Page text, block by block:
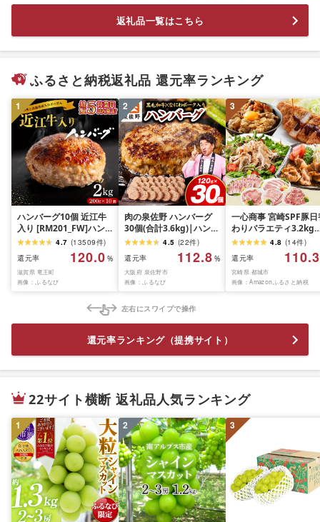
返礼品一覧はこちら
ふるさと納税返礼品 還元率ランキング
1
ハンバーグ10個 近江牛
入り [RM201_FW]ハン
バーグ
4.7 (13509件)
還元率
120.0 %
滋賀県 竜王町
画像：ふるなび
2
肉の泉佐野 ハンバーグ
30個(合計3.6kg)|ハンバ
ーグ 訳あり 黒毛和牛×な
4.5 (22件)
還元率
112.8 %
大阪府 泉佐野市
画像：ふるなび
3
一心商事 宮崎SPF豚日
わりバラエティ3.2kg
ット 豚肉 ぶたにく ぶ
肉 国産 真空 冷凍 翌月
届け
4.8 (14件)
還元率
110.3
宮崎県 都城市
画像：Amazonふるさと納税
左右にスワイプで操作
還元率ランキング（提携サイト）
22サイト横断 返礼品人気ランキング
1 2 3